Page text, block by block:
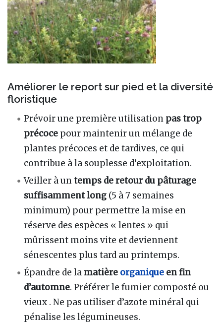
Améliorer le report sur pied et la diversité
floristique
Prévoir une première utilisation pas trop
précoce pour maintenir un mélange de
plantes précoces et de tardives, ce qui
contribue à la souplesse d’exploitation.
Veiller à untemps de retour du pâturage
suffisamment long (5 à 7 semaines
minimum) pour permettre la mise en
réserve des espèces « lentes » qui
mûrissent moins vite et deviennent
sénescentes plus tard au printemps.
Épandre de la matière organique en fin
d’automne. Préférer le fumier composté ou
vieux . Ne pas utiliser d’azote minéral qui
pénalise les légumineuses.